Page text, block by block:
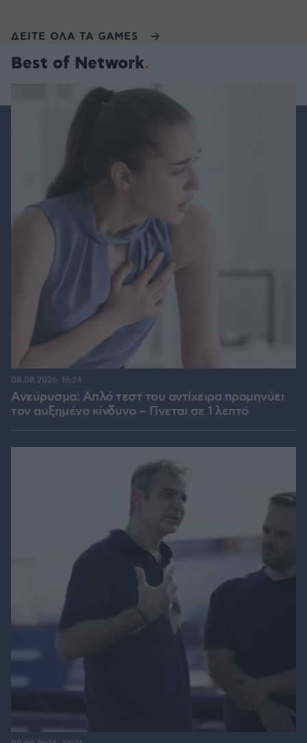
ΔΕΙΤΕ ΟΛΑ ΤΑ GAMES
Best of Network
Ανεύρυσμα: Απλό τεστ του αντίχειρα προμηνύει
τον αυξημένο κίνδυνο – Γίνεται σε 1 λεπτό
08.08.2026, 16:24